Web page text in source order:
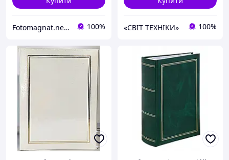
Fotomagnat.net — Тільки вдалі покупки 👌 100% «CBIT TEXHIKИ» 100%